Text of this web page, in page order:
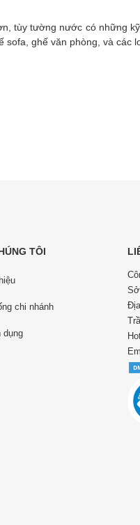
tùy tường nước có những
ghế văn phòng, và các
TÔI
chi nhánh
dụng